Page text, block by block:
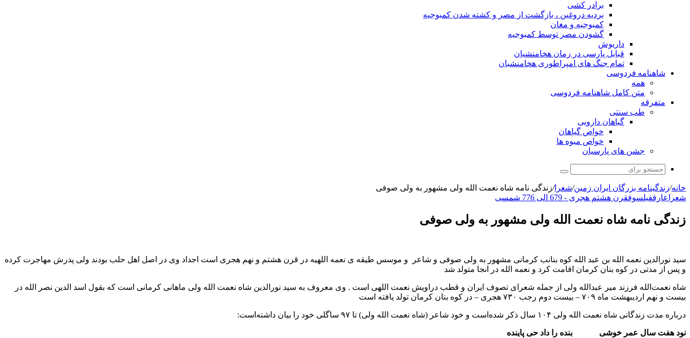
برادر کشی
بردیه دروغین ، بازگشت از مصر و کشته شدن کمبوجیه
کمبوجیه و مغان
گشودن مصر توسط کمبوجیه
داریوش
قبایل پارسی در زمان هخامنشیان
تمام جنگ های امپراطوری هخامنشیان
شاهنامه فردوسی
همه
متن کامل شاهنامه فردوسی
متفرقه
طب سنتی
گیاهان دارویی
خواص گیاهان
خواص میوه ها
جشن های پارسیان
جستجو
برای
خانه/زندگینامه بزرگان ایران زمین/شعرا/زندگی نامه شاه نعمت الله ولی مشهور به ولی صوفی
شعرا
عارففیلسوفقرن هشتم هجری - 679 الی 776 شمسی
زندگی نامه شاه نعمت الله ولی مشهور به ولی صوفی
سید نورالدین نعمه الله بن عبد الله کوه بنانب کرمانی مشهور به ولی صوفی و شاعر و موسس طیقه ی نعمه اللهیه در قرن هشتم و نهم هجری است اجداد وی در اصل اهل حلب بودند ولی پدرش مهاجرت کرده
و پس از مدتی در کوه بنان کرمان اقامت کرد و نعمه الله در انجا متولد شد
شاه نعمت‌الله فرزند میر عبدالله ولی از جمله شعرای تصوف ایران و قطب دراویش نعمت اللهی است . وی معروف به سید نورالدین شاه نعمت الله ولی ماهانی کرمانی است که بقول اسد الدین نصر الله در
بیست و نهم اردیبهشت ماه ۷۰۹ – بیست دوم رجب ۷۳۰ هجری – در کوه بنان کرمان تولد یافته است
درباره مدت زندگانی شاه نعمت الله ولی ۱۰۴ سال ذکر شده‌است و خود شاعر (شاه نعمت الله ولی) تا ۹۷ ساگلی خود را بیان داشته‌است:
نود هفت سال عمر خوشی بنده را داد حی پاینده